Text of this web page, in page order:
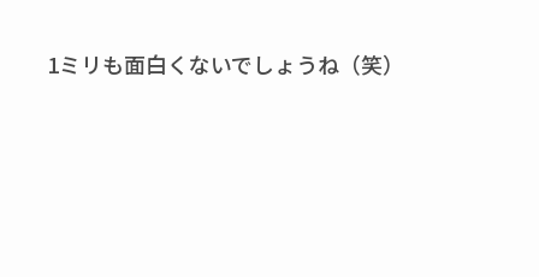
1ミリも面白くないでしょうね（笑）